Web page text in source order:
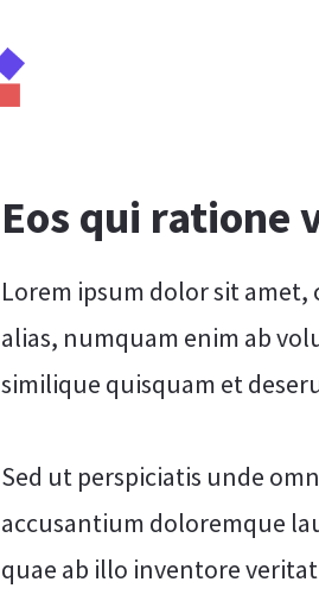
Eos qui ratione
Lorem ipsum dolor sit
alias, numquam enim ab
similique quisquam et
Sed ut perspiciatis unde
accusantium doloremque
quae ab illo inventore